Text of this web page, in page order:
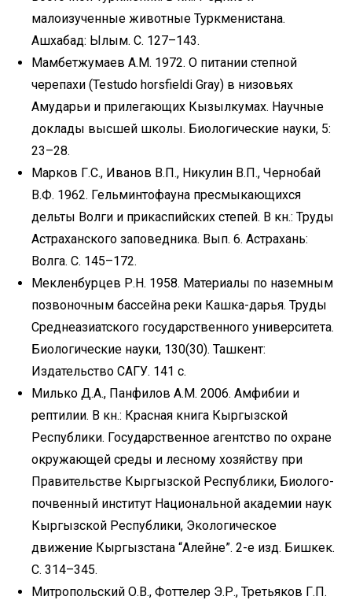
малоизученные животные Туркменистана.
Ашхабад: Ылым. С. 127–143.
Мамбетжумаев А.М. 1972. О питании степной
черепахи (Testudo horsfieldi Gray) в низовьях
Амударьи и прилегающих Кызылкумах. Научные
доклады высшей школы. Биологические науки, 5:
23–28.
Марков Г.С., Иванов В.П., Никулин В.П., Чернобай
В.Ф. 1962. Гельминтофауна пресмыкающихся
дельты Волги и прикаспийских степей. В кн.: Труды
Астраханского заповедника. Вып. 6. Астрахань:
Волга. С. 145–172.
Мекленбурцев Р.Н. 1958. Материалы по наземным
позвоночным бассейна реки Кашка-дарья. Труды
Среднеазиатского государственного университета.
Биологические науки, 130(30). Ташкент:
Издательство САГУ. 141 с.
Милько Д.А., Панфилов А.М. 2006. Амфибии и
рептилии. В кн.: Красная книга Кыргызской
Республики. Государственное агентство по охране
окружающей среды и лесному хозяйству при
Правительстве Кыргызской Республики, Биолого-
почвенный институт Национальной академии наук
Кыргызской Республики, Экологическое
движение Кыргызстана “Алейне”. 2-е изд. Бишкек.
С. 314–345.
Митропольский О.В., Фоттелер Э.Р., Третьяков Г.П.